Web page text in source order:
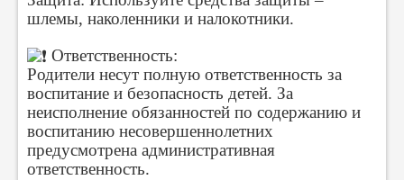
шлемы, наколенники и налокотники.
Ответственность:
Родители несут полную ответственность за
воспитание и безопасность детей. За
неисполнение обязанностей по содержанию и
воспитанию несовершеннолетних
предусмотрена административная
ответственность.